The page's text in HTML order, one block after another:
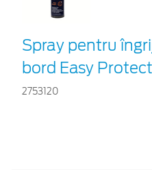
Spray pentru
bord Easy Protect
2753120